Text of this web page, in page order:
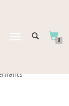
DÉPLIER
0